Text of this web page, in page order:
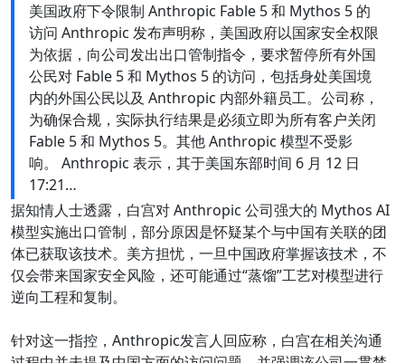
美国政府下令限制 Anthropic Fable 5 和 Mythos 5 的
访问 Anthropic 发布声明称，美国政府以国家安全权限
为依据，向公司发出出口管制指令，要求暂停所有外国
公民对 Fable 5 和 Mythos 5 的访问，包括身处美国境
内的外国公民以及 Anthropic 内部外籍员工。公司称，
为确保合规，实际执行结果是必须立即为所有客户关闭
Fable 5 和 Mythos 5。其他 Anthropic 模型不受影
响。 Anthropic 表示，其于美国东部时间 6 月 12 日
17:21…
据知情人士透露，白宫对 Anthropic 公司强大的 Mythos AI
模型实施出口管制，部分原因是怀疑某个与中国有关联的团
体已获取该技术。美方担忧，一旦中国政府掌握该技术，不
仅会带来国家安全风险，还可能通过“蒸馏”工艺对模型进行
逆向工程和复制。
针对这一指控，Anthropic发言人回应称，白宫在相关沟通